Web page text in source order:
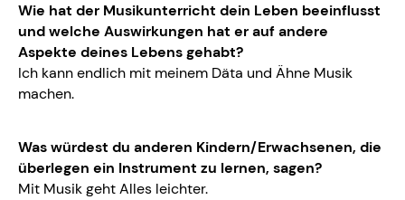
Wie hat der Musikunterricht dein Leben beeinflusst
und welche Auswirkungen hat er auf andere
Aspekte deines Lebens gehabt?
Ich kann endlich mit meinem Däta und Ähne Musik
machen.
Was würdest du anderen Kindern/Erwachsenen, die
überlegen ein Instrument zu lernen, sagen?
Mit Musik geht Alles leichter.